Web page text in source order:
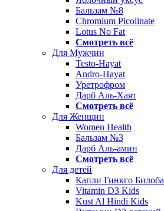
Бальзам №8
Chromium Picolinate
Lotus No Fat
Смотреть всё
Для Мужчин
Testo-Hayat
Andro-Hayat
Уретрофром
Дарб Аль-Хаят
Смотреть всё
Для Женщин
Women Health
Бальзам №3
Дарб Аль-амин
Смотреть всё
Для детей
Капли Гинкго Билоба
Vitamin D3 Kids
Kust Al Hindi Kids